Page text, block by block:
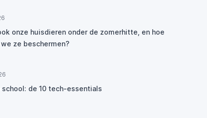
onze huisdieren onder de zomerhitte, en hoe
we ze beschermen?
school: de 10 tech-essentials